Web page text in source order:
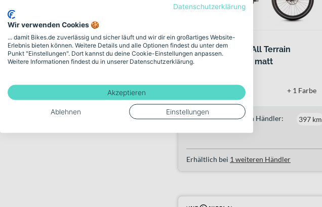
HNF Nicolai XD4 All Terrain
Diamant schwarz matt
+ 1 Farbe
Verkauf durch deinen Händler:
397 km
Erhältlich bei 1 weiteren Händler
Datenschutzerklärung
Wir verwenden Cookies 🍪
... damit Bikes.de zuverlässig und sicher läuft und wir dir ein großartiges Website-
Erlebnis bieten können. Weitere Details und alle Optionen findest du unter dem
Punkt "Einstellungen". Dort kannst du deine Cookie-Einstellungen anpassen.
Weitere Informationen findest du in unserer Datenschutzerklärung.
Akzeptieren
Ablehnen Einstellungen